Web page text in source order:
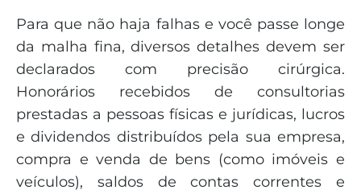
Para que não haja falhas e você passe longe
da malha fina, diversos detalhes devem ser
declarados com precisão cirúrgica.
Honorários recebidos de consultorias
prestadas a pessoas físicas e jurídicas, lucros
e dividendos distribuídos pela sua empresa,
compra e venda de bens (como imóveis e
veículos), saldos de contas correntes e